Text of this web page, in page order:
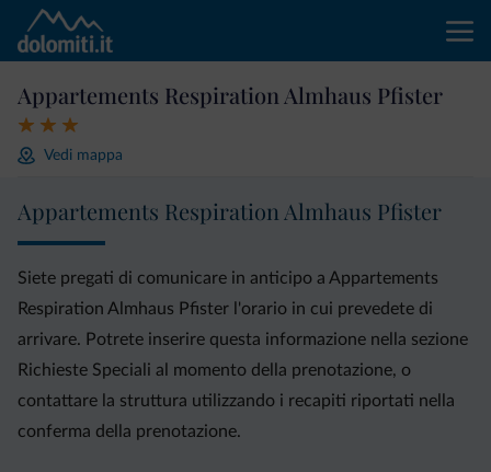
Appartements Respiration Almhaus Pfister
Vedi mappa
Appartements Respiration Almhaus Pfister
Siete pregati di comunicare in anticipo a Appartements
Respiration Almhaus Pfister l'orario in cui prevedete di
arrivare. Potrete inserire questa informazione nella sezione
Richieste Speciali al momento della prenotazione, o
contattare la struttura utilizzando i recapiti riportati nella
conferma della prenotazione.